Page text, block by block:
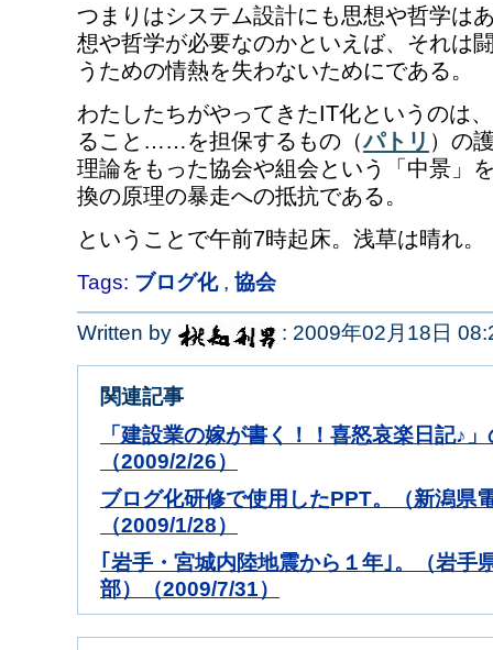
つまりはシステム設計にも思想や哲学は
想や哲学が必要なのかといえば、それは
うための情熱を失わないためにである。
わたしたちがやってきたIT化というのは
ること……を担保するもの（パトリ ）の
理論をもった協会や組会という「中景」
換の原理の暴走への抵抗である。
ということで午前7時起床。浅草は晴れ。
Tags: ブログ化, 協会
Written by : 2009年02月18日
関連記事
「建設業の嫁が書く！！喜怒哀楽日記♪
（2009/2/26）
ブログ化研修で使用したPPT。（新潟県
（2009/1/28）
｢岩手・宮城内陸地震から１年｣。（岩手
部）（2009/7/31）